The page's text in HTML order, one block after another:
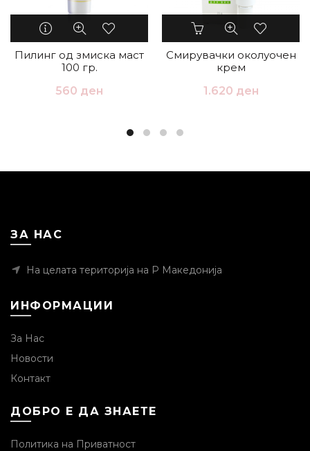
Пилинг од змиска маст
100 гр.
560 ден
Смирувачки околуочен
крем
1.620 ден
ЗА НАС
На целата територија на Р Македонија
ИНФОРМАЦИИ
За Нас
Новости
Контакт
ДОБРО Е ДА ЗНАЕТЕ
Политика на Приватност